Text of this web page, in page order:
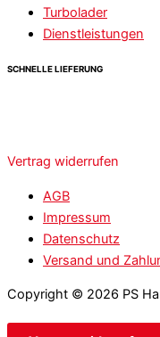
Turbolader
Dienstleistungen
SCHNELLE LIEFERUNG
Vertrag widerrufen
AGB
Impressum
Datenschutz
Versand und
Copyright © 2026 PS